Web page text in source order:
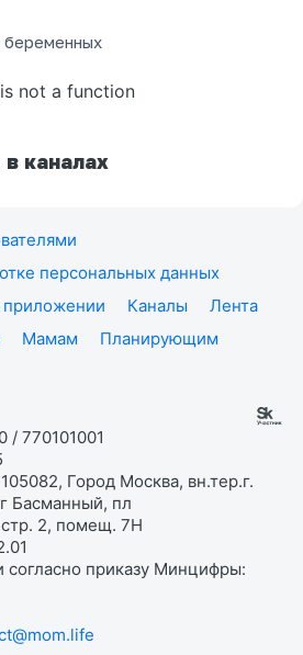
беременных
not a function
каналах
персональных данных
приложении Каналы
Лента
Мамам
Планирующим
770101001
Город Москва, вн.тер.г.
Басманный, пл
стр. 2, помещ. 7Н
согласно приказу Минцифры: